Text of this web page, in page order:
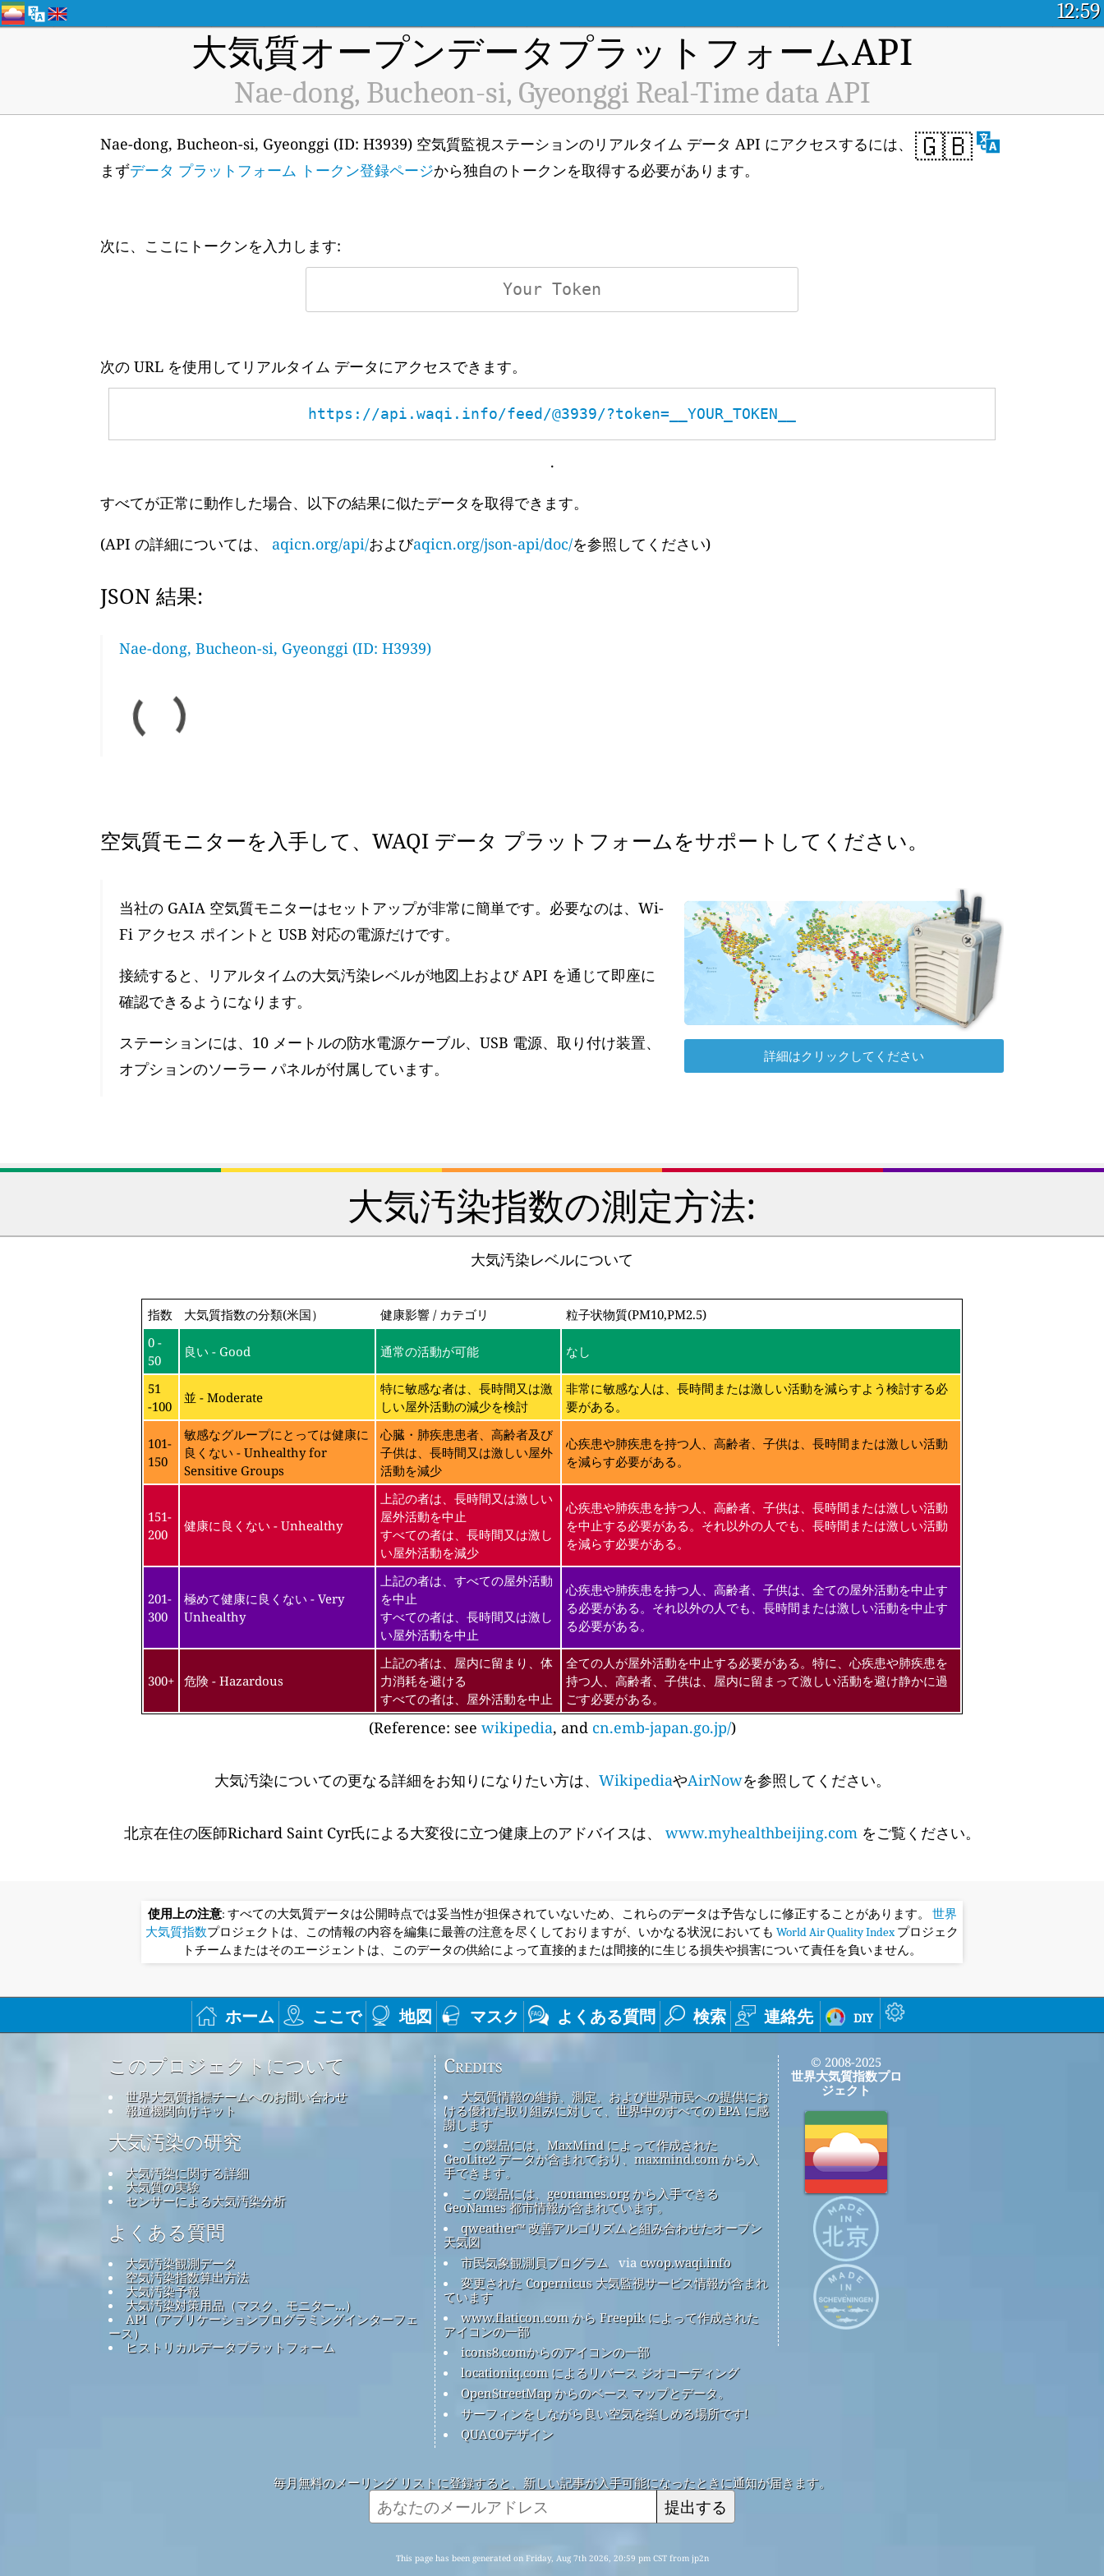
12:59
大気質オープンデータプラットフォームAPI
Nae-dong, Bucheon-si, Gyeonggi Real-Time data API
🇬🇧
Nae-dong, Bucheon-si, Gyeonggi (ID: H3939) 空気質監視ステーションのリアルタイム データ API にアクセスするには、
まずデータ プラットフォーム トークン登録ページから独自のトークンを取得する必要があります。
次に、ここにトークンを入力します:
次の URL を使用してリアルタイム データにアクセスできます。
https://api.waqi.info/feed/@3939/?token=__YOUR_TOKEN__
.
すべてが正常に動作した場合、以下の結果に似たデータを取得できます。
(API の詳細については、 aqicn.org/api/およびaqicn.org/json-api/doc/を参照してください)
JSON 結果:
Nae-dong, Bucheon-si, Gyeonggi (ID: H3939)
空気質モニターを入手して、WAQI データ プラットフォームをサポートしてください。
当社の GAIA 空気質モニターはセットアップが非常に簡単です。必要なのは、Wi-
Fi アクセス ポイントと USB 対応の電源だけです。
接続すると、リアルタイムの大気汚染レベルが地図上および API を通じて即座に
確認できるようになります。
ステーションには、10 メートルの防水電源ケーブル、USB 電源、取り付け装置、
オプションのソーラー パネルが付属しています。
詳細はクリックしてください
大気汚染指数の測定方法:
大気汚染レベルについて
指数 大気質指数の分類(米国） 健康影響 / カテゴリ
粒子状物質(PM10,PM2.5)
0 -
50
良い - Good 通常の活動が可能 なし
51
-100
並 - Moderate
特に敏感な者は、長時間又は激
しい屋外活動の減少を検討
非常に敏感な人は、長時間または激しい活動を減らすよう検討する必
要がある。
101-
150
敏感なグループにとっては健康に
良くない - Unhealthy for
Sensitive Groups
心臓・肺疾患患者、高齢者及び
子供は、長時間又は激しい屋外
活動を減少
心疾患や肺疾患を持つ人、高齢者、子供は、長時間または激しい活動
を減らす必要がある。
151-
200
健康に良くない - Unhealthy
上記の者は、長時間又は激しい
屋外活動を中止
すべての者は、長時間又は激し
い屋外活動を減少
心疾患や肺疾患を持つ人、高齢者、子供は、長時間または激しい活動
を中止する必要がある。それ以外の人でも、長時間または激しい活動
を減らす必要がある。
201-
300
極めて健康に良くない - Very
Unhealthy
上記の者は、すべての屋外活動
を中止
すべての者は、長時間又は激し
い屋外活動を中止
心疾患や肺疾患を持つ人、高齢者、子供は、全ての屋外活動を中止す
る必要がある。それ以外の人でも、長時間または激しい活動を中止す
る必要がある。
300+ 危険 - Hazardous
上記の者は、屋内に留まり、体
力消耗を避ける
すべての者は、屋外活動を中止
全ての人が屋外活動を中止する必要がある。特に、心疾患や肺疾患を
持つ人、高齢者、子供は、屋内に留まって激しい活動を避け静かに過
ごす必要がある。
(Reference: see wikipedia, and cn.emb-japan.go.jp/)
大気汚染についての更なる詳細をお知りになりたい方は、 WikipediaやAirNowを参照してください。
北京在住の医師Richard Saint Cyr氏による大変役に立つ健康上のアドバイスは、 www.myhealthbeijing.com をご覧ください。
使用上の注意: すべての大気質データは公開時点では妥当性が担保されていないため、これらのデータは予告なしに修正することがあります。 世界
大気質指数プロジェクトは、この情報の内容を編集に最善の注意を尽くしておりますが、いかなる状況においても World Air Quality Indexプロジェク
トチームまたはそのエージェントは、このデータの供給によって直接的または間接的に生じる損失や損害について責任を負いません。
ホーム ここで 地図 マスク よくある質問 検索 連絡先 diy
このプロジェクトについて
世界大気質指標チームへのお問い合わせ
報道機関向けキット
大気汚染の研究
大気汚染に関する詳細
大気質の実験
センサーによる大気汚染分析
よくある質問
大気汚染観測データ
空気汚染指数算出方法
大気汚染予報
大気汚染対策用品（マスク、モニター...）
API（アプリケーションプログラミングインターフェ
ース）
ヒストリカルデータプラットフォーム
Credits
大気質情報の維持、測定、および世界市民への提供にお
ける優れた取り組みに対して、世界中のすべての EPA に感
謝します
この製品には、MaxMind によって作成された
GeoLite2 データが含まれており、maxmind.com から入
手できます。
この製品には、geonames.org から入手できる
GeoNames 都市情報が含まれています。
qweather™ 改善アルゴリズムと組み合わせたオープン
天気図
市民気象観測員プログラム
via cwop.waqi.info
変更された Copernicus 大気監視サービス情報が含まれ
ています
www.flaticon.com から Freepik によって作成された
アイコンの一部
icons8.comからのアイコンの一部
locationiq.com によるリバース ジオコーディング
OpenStreetMap からのベース マップとデータ。
サーフィンをしながら良い空気を楽しめる場所です!
QUACOデザイン
© 2008-2025
世界大気質指数プロ
ジェクト
毎月無料のメーリング リストに登録すると、新しい記事が入手可能になったときに通知が届きます。
提出する
This page has been generated on Friday, Aug 7th 2026, 20:59 pm CST from jp2n